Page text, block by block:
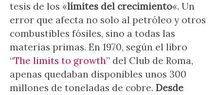
tesis de los «límites del crecimiento«. Un
error que afecta no solo al petróleo y otros
combustibles fósiles, sino a todas las
materias primas. En 1970, según el libro
“The limits to growth” del Club de Roma,
apenas quedaban disponibles unos 300
millones de toneladas de cobre. Desde